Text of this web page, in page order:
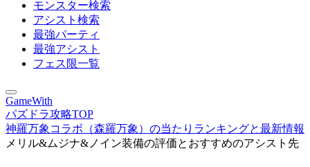
モンスター検索
アシスト検索
最強パーティ
最強アシスト
フェス限一覧
GameWith
パズドラ攻略TOP
神羅万象コラボ（森羅万象）の当たりランキングと最新情報
メリル&ムジナ&ノイン装備の評価とおすすめのアシスト先